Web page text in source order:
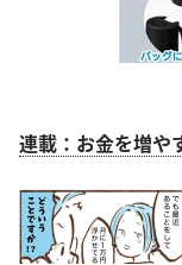
連載：お金を増や